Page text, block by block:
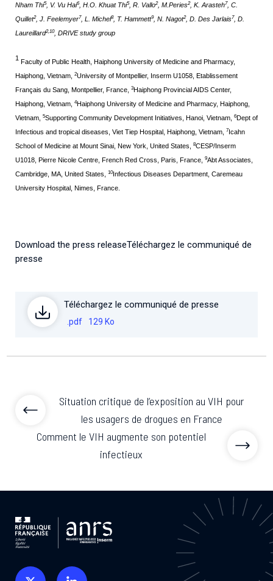
Nham Thi5 , V. Vu Hai6 , H.O. Khuat Thi5 , R. Vallo2, M.Peries2, K. Arasteh7
, C.
Quillet2, J. Feelemyer7 , L. Michel8, T. Hammett9, N. Nagot2, D. Des Jarlais7
, D.
Laureillard2,10, DRIVE study group
1 Faculty of Public Health, Haiphong University of Medicine and Pharmacy,
Haiphong, Vietnam,
2University of Montpellier, Inserm U1058, Etablissement
Français du Sang, Montpellier, France,
3Haiphong Provincial AIDS Center,
Haiphong, Vietnam,
4Haiphong University of Medicine and Pharmacy, Haiphong,
Vietnam,
5Supporting Community Development Initiatives, Hanoi, Vietnam, 6Dept of
Infectious and tropical diseases, Viet Tiep Hospital, Haiphong, Vietnam,
7Icahn
School of Medicine at Mount Sinai, New York, United States,
8CESP/Inserm
U1018, Pierre Nicole Centre, French Red Cross, Paris, France,
9Abt Associates,
Cambridge, MA, United States,
10Infectious Diseases Department, Caremeau
University Hospital, Nimes, France.
Download the press releaseTéléchargez le communiqué de
presse
Téléchargez le communiqué de presse
.pdf 129 Ko
Situation critique de l’exposition au VIH pour
les usagers de drogues en France
Comment le VIH augmente son potentiel
infectieux